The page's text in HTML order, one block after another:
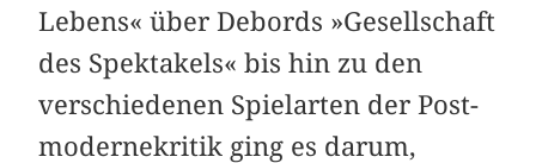
Lebens« über Debords »Gesellschaft
des Spektakels« bis hin zu den
verschiedenen Spielarten der Post­
modernekritik ging es darum,